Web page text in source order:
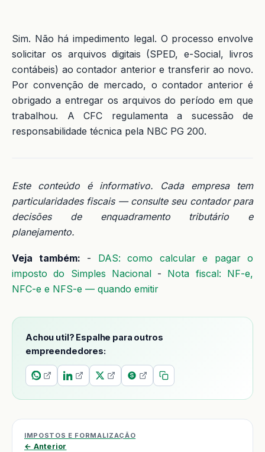
Sim. Não há impedimento legal. O processo envolve
solicitar os arquivos digitais (SPED, e-Social, livros
contábeis) ao contador anterior e transferir ao novo.
Por convenção de mercado, o contador anterior é
obrigado a entregar os arquivos do período em que
trabalhou. A CFC regulamenta a sucessão de
responsabilidade técnica pela NBC PG 200.
Este conteúdo é informativo. Cada empresa tem
particularidades fiscais — consulte seu contador para
decisões de enquadramento tributário e
planejamento.
Veja também: - DAS: como calcular e pagar o
imposto do Simples Nacional- Nota fiscal: NF-e,
NFC-e e NFS-e — quando emitir
Achou util? Espalhe para outros
empreendedores:
IMPOSTOS E FORMALIZAÇÃO
← Anterior